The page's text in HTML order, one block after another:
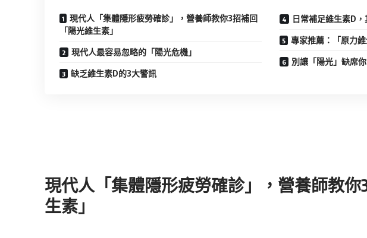
現代人「集體隱形疲勞確診」，營養師教你3招補回
「陽光維生素」
現代人最容易忽略的「陽光危機」
缺乏維生素D的3大警訊
日常補足維生素D
專家推薦：「原力維
別讓「陽光」缺席
現代人「集體隱形疲勞確診」，營養師教
生素」